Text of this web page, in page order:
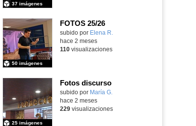
37 imágenes
FOTOS 25/26
Contenido educativo.
subido por Elena R.
50 imágenes
hace 2 meses
110visualizaciones
Fotos discurso
Contenido educativo.
subido por María G.
25 imágenes
hace 2 meses
229visualizaciones